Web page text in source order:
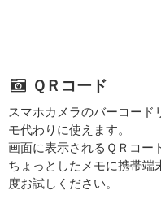
ＱＲコード
スマホカメラのバーコード
モ代わりに使えます。
画面に表示されるＱＲコー
ちょっとしたメモに携帯端
度お試しください。